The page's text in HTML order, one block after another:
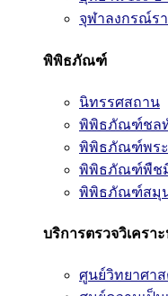
จุฬาลงกรณ์ร
พิพิธภัณฑ์
นิทรรศสถาน
พิพิธภัณฑ์ชล
พิพิธภัณฑ์พร
พิพิธภัณฑ์พืช
พิพิธภัณฑ์สมุ
บริการตรวจวิเคร
ศูนย์วิทยาศา